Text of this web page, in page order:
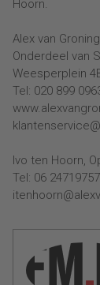
Hoorn.
Alex van
Onderdeel van
Weesperplein
Tel: 020 899
Ivo ten Hoorn,
Tel: 06 24719757